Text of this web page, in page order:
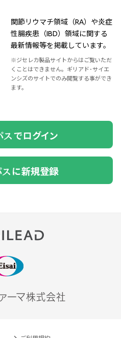
関節リウマチ領域（RA）や炎症
性腸疾患（IBD）領域に関する
最新情報等を掲載しています。
※ジセレカ製品サイトからはご覧いただ
くことはできません。ギリアド･サイエ
ンシズのサイトでのみ閲覧する事ができ
ます。